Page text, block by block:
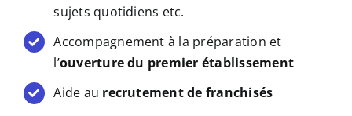
sujets quotidiens etc.
Accompagnement à la préparation et
l’ouverture du premier établissement
Aide au recrutement de franchisés